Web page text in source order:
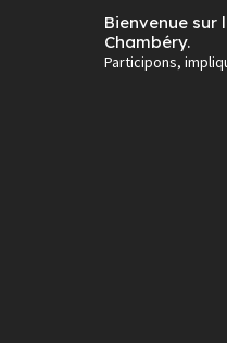
Bienvenue
Chambéry.
Participons,